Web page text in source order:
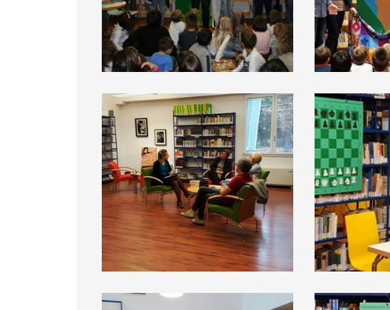
BiblioDay 2016 BiblioDay 2016
BiblioDay 2016 BiblioDay 2016